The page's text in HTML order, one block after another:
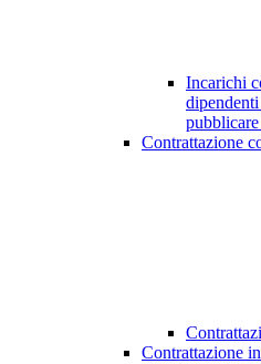
Incarichi
Contrattazione
Contrattazione